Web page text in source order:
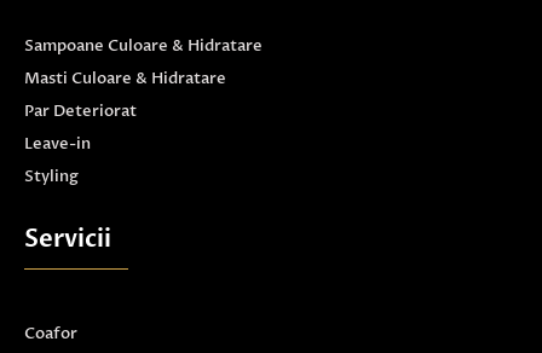
Sampoane Culoare & Hidratare
Masti Culoare & Hidratare
Par Deteriorat
Leave-in
Styling
Servicii
Coafor